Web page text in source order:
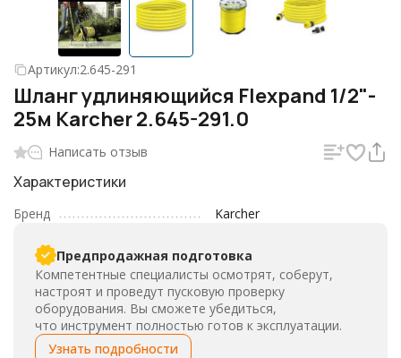
Артикул:2.645-291
Шланг удлиняющийся Flexpand 1/2"-
25м Karcher 2.645-291.0
Написать отзыв
Характеристики
Бренд Karcher
Предпродажная подготовка
Компетентные специалисты осмотрят, соберут,
настроят и проведут пусковую проверку
оборудования. Вы сможете убедиться,
что инструмент полностью готов к эксплуатации.
Узнать подробности